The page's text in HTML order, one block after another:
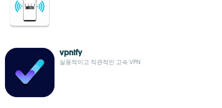
vpnify
실용적이고 직관적인 고속 VPN